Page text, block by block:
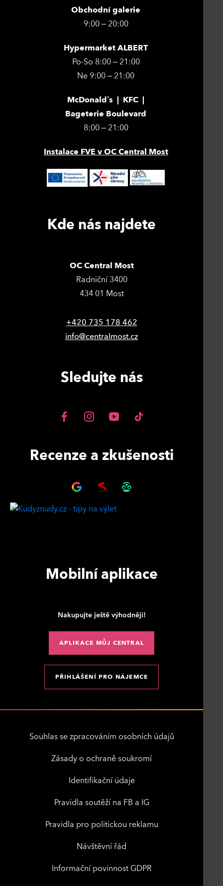
Obchodní galerie
9:00 – 20:00
Hypermarket ALBERT
Po-So 8:00 – 21:00
Ne 9:00 – 21:00
McDonald’s | KFC |
Bageterie Boulevard
8:00 – 21:00
Instalace FVE v OC Central Most
Kde nás najdete
OC Central Most
Radniční 3400
434 01 Most
+420 735 178 462
info@centralmost.cz
Sledujte nás
Recenze a zkušenosti
Mobilní aplikace
Nakupujte ještě výhodněji!
APLIKACE MŮJ CENTRAL
PŘIHLÁŠENÍ PRO NÁJEMCE
Souhlas se zpracováním osobních údajů
Zásady o ochraně soukromí
Identifikační údaje
Pravidla soutěží na FB a IG
Pravidla pro politickou reklamu
Návštěvní řád
Informační povinnost GDPR